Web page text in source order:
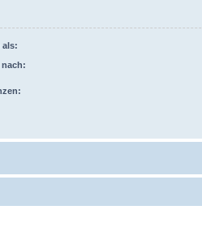
als: